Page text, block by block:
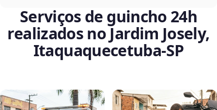
Serviços de guincho 24h
realizados no Jardim Josely,
Itaquaquecetuba‑SP